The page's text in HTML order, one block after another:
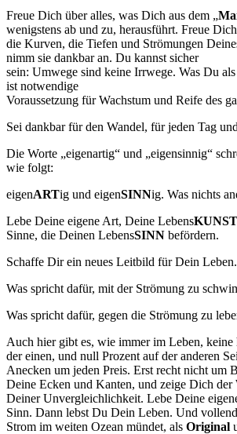
Freue Dich über alles, was Dich aus dem „
wenigstens ab und zu, herausführt. Freue
die Kurven, die Tiefen und Strömungen
nimm sie dankbar an. Du kannst sicher
sein: Umwege sind keine Irrwege. Was Du
ist notwendige
Voraussetzung für Wachstum und Reife des
Sei dankbar für den Wandel, für jeden Tag
Die Worte „eigenartig“ und „eigensinnig“
wie folgt:
eigenARTig und eigenSINNig. Was nichts
Lebe Deine eigene Art, Deine LebensKUNST
Sinne, die Deinen LebensSINN befördern.
Schaffe Dir ein neues Leitbild für Dein Leben.
Was spricht dafür, mit der Strömung zu
Was spricht dafür, gegen die Strömung zu
Auch hier gibt es, wie immer im Leben, keine
der einen, und null Prozent auf der anderen
Anecken um jeden Preis. Erst recht nicht um
Deine Ecken und Kanten, und zeige Dich der
Deiner Unvergleichlichkeit. Lebe Deine
Sinn. Dann lebst Du Dein Leben. Und
Strom im weiten Ozean mündet, als Original